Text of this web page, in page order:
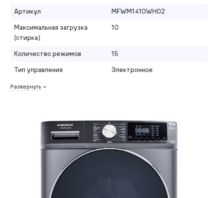
Артикул
MFWM1410WH02
Максимальная загрузка
(стирка)
10
Количество режимов
15
Тип управления
Электронное
Развернуть